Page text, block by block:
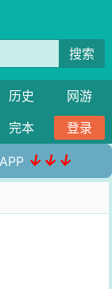
搜索
历史
网游
完本 登录
↓↓↓